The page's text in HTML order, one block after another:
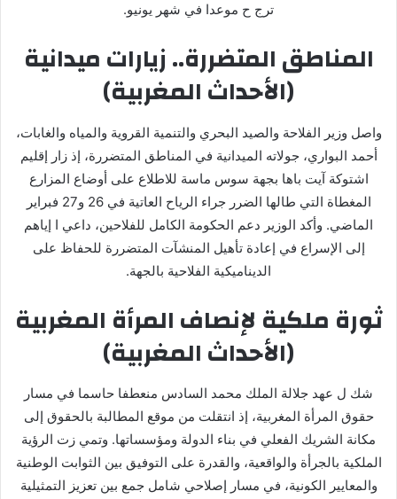
ترج ح موعدا في شهر يونيو.
المناطق المتضررة.. زيارات ميدانية
(الأحداث المغربية)
واصل وزير الفلاحة والصيد البحري والتنمية القروية والمياه والغابات،
أحمد البواري، جولاته الميدانية في المناطق المتضررة، إذ زار إقليم
اشتوكة آيت باها بجهة سوس ماسة للاطلاع على أوضاع المزارع
المغطاة التي طالها الضرر جراء الرياح العاتية في 26 و27 فبراير
الماضي. وأكد الوزير دعم الحكومة الكامل للفلاحين، داعي ا إياهم
إلى الإسراع في إعادة تأهيل المنشآت المتضررة للحفاظ على
الديناميكية الفلاحية بالجهة.
ثورة ملكية لإنصاف المرأة المغربية
(الأحداث المغربية)
شك ل عهد جلالة الملك محمد السادس منعطفا حاسما في مسار
حقوق المرأة المغربية، إذ انتقلت من موقع المطالبة بالحقوق إلى
مكانة الشريك الفعلي في بناء الدولة ومؤسساتها. وتمي زت الرؤية
الملكية بالجرأة والواقعية، والقدرة على التوفيق بين الثوابت الوطنية
والمعايير الكونية، في مسار إصلاحي شامل جمع بين تعزيز التمثيلية